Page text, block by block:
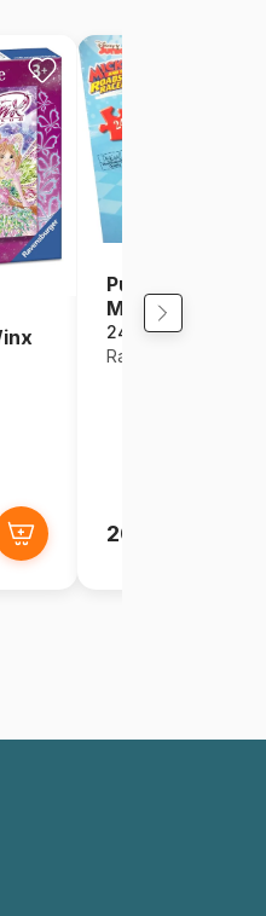
Puzzle Géant
Mickey
24 pièces
Ravensburger
20,95€